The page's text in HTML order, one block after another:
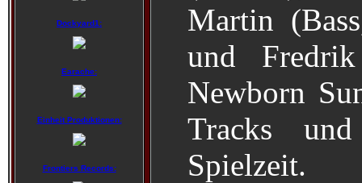
Dockyard1:
Earache:
Einheit Produktionen:
Frontiers Records:
Martin
und
Newborn
Tracks
Spielzeit.